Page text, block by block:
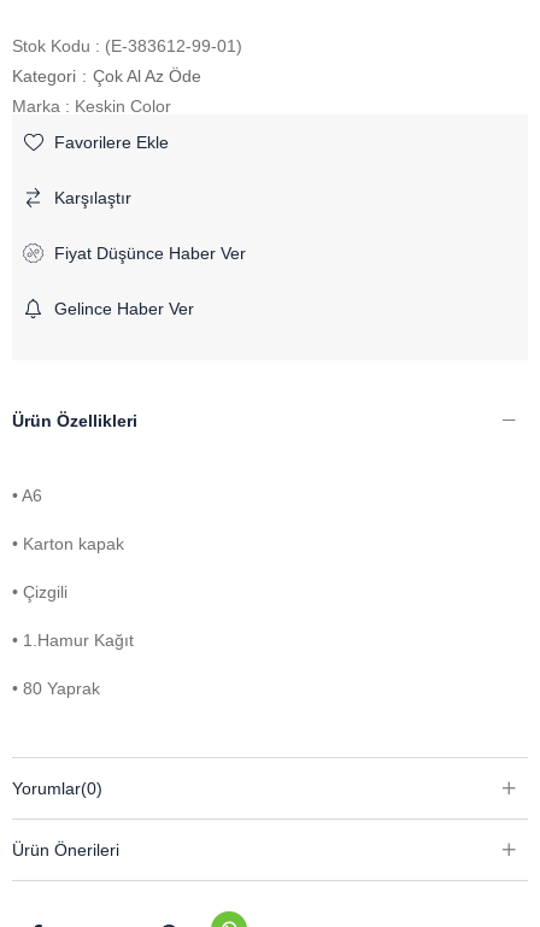
Stok Kodu
(E-383612-99-01)
Kategori : Çok Al Az Öde
Marka : Keskin Color
Favorilere Ekle
Karşılaştır
Fiyat Düşünce Haber Ver
Gelince Haber Ver
Ürün Özellikleri
• A6
• Karton kapak
• Çizgili
• 1.Hamur Kağıt
• 80 Yaprak
Yorumlar(0)
Ürün Önerileri